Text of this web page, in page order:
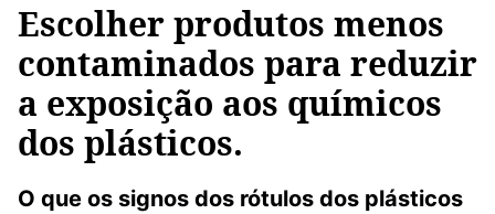
Escolher produtos menos
contaminados para reduzir
a exposição aos químicos
dos plásticos.
O que os signos dos rótulos dos plásticos